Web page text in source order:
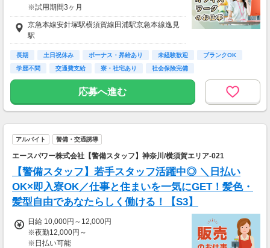
※上記は2026年6月の神奈川県の実績例です。
あくまで例であり、報酬を保証するものではあ
りません。
ります。
※試用期間3ヶ月
待遇に変わりありません。
▽月給額に下記の一律手当含む
■エリア職種手当／1万2,000円～3万円
■稼働手当／1万円
▽その他手当
■残業手当(超過分)
■引越手当／3万円（支給条件あり）
大4万円／月 支給
年収444万円／22歳／入社1年目
年収520万円／28歳／入社3年目
年収600万円／32歳／入社5年目
年収790万円／36歳／入社9年目
京急本線安針塚駅横須賀線田浦駅京急本線逸見
駅
長期 土日祝休み ボーナス・昇給あり 未経験歓迎
ブランクOK
学歴不問
交通費支給 寮・社宅あり 社会保険完備
応募へ進む
アルバイト 警備・交通誘導
エースパワー株式会社【警備スタッフ】神奈川/横須賀エリア-021
【警備スタッフ】若手スタッフ活躍中◎ ＼日払い
OK×即入寮OK／仕事と住まいを一気にGET！髪色・
髪型自由であなたらしく働ける！【S3】
日給 10,000円～12,000円
※夜勤12,000円～
※日払い可能